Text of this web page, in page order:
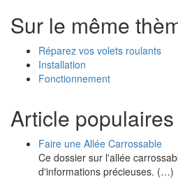
Sur le même
Réparez vos volets roulants
Installation
Fonctionnement
Article populaires
Faire une Allée Carrossable
Ce dossier sur l'allée
d'informations précieuses. (…)